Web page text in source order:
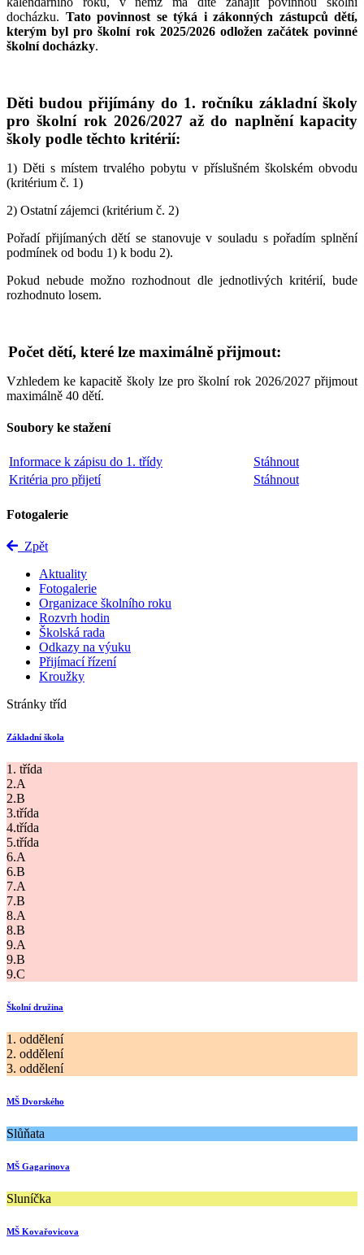
docházku. Tato povinnost se týká i zákonných zástupců dětí,
kterým byl pro školní rok 2025/2026 odložen začátek povinné
školní docházky.
Děti budou přijímány do 1. ročníku základní školy
pro školní rok 2026/2027 až do naplnění kapacity
školy podle těchto kritérií:
1) Děti s místem trvalého pobytu v příslušném školském obvodu
(kritérium č. 1)
2) Ostatní zájemci (kritérium č. 2)
Pořadí přijímaných dětí se stanovuje v souladu s pořadím splnění
podmínek od bodu 1) k bodu 2).
Pokud nebude možno rozhodnout dle jednotlivých kritérií, bude
rozhodnuto losem.
Počet dětí, které lze maximálně přijmout:
Vzhledem ke kapacitě školy lze pro školní rok 2026/2027 přijmout
maximálně 40 dětí.
Soubory ke stažení
Informace k zápisu do 1. třídy
Stáhnout
Kritéria pro přijetí
Stáhnout
Fotogalerie
Zpět
Aktuality
Fotogalerie
Organizace školního roku
Rozvrh hodin
Školská rada
Odkazy na výuku
Přijímací řízení
Kroužky
Stránky tříd
Základní škola
1. třída
2.A
2.B
3.třída
4.třída
5.třída
6.A
6.B
7.A
7.B
8.A
8.B
9.A
9.B
9.C
Školní družina
1. oddělení
2. oddělení
3. oddělení
MŠ Dvorského
Slůňata
MŠ Gagarinova
Sluníčka
MŠ Kovařovicova